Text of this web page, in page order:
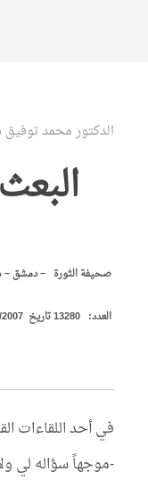
الدكتور محمد
صحيفة الثورة – دمشق –
العدد: 13280 تاريخ 4/2007/ 9
في أحد اللقاءات
-موجهاً سؤاله لي